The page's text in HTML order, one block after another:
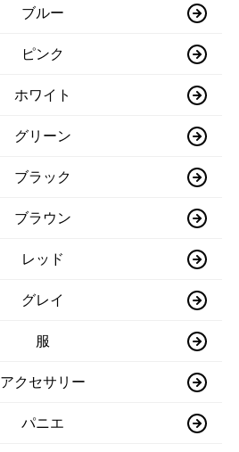
ブルー
ピンク
ホワイト
グリーン
ブラック
ブラウン
レッド
グレイ
服
アクセサリー
パニエ